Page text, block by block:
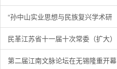
“孙中山实业思想与民族复兴学术研
民革江苏省十一届十次常委（扩大）
第二届江南文脉论坛在无锡隆重开幕